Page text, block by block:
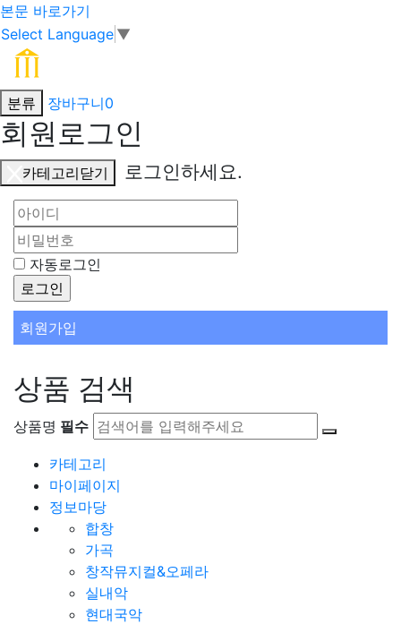
본문 바로가기
Select Language ▼
분류 장바구니0
회원로그인
카테고리닫기 로그인하세요.
자동로그인
회원가입
상품 검색
상품명 필수
카테고리
마이페이지
정보마당
합창
가곡
창작뮤지컬&오페라
실내악
현대국악